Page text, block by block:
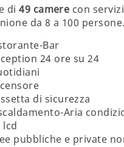
di49 camere con
da 8 a 100 persone.
Bar
24 ore su 24
di sicurezza
Aria
lcd
pubbliche e private